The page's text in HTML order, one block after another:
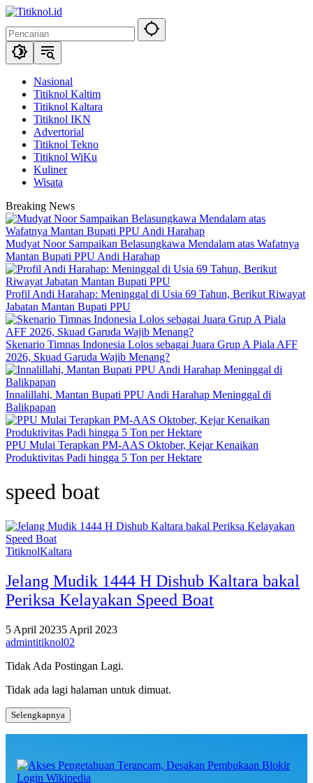
Langsung
konten
Nasional
Titiknol Kaltim
Titiknol Kaltara
Titiknol IKN
Advertorial
Titiknol Tekno
Titiknol WiKu
Kuliner
Wisata
Breaking News
Mudyat Noor Sampaikan Belasungkawa Mendalam atas Wafatnya
Mantan Bupati PPU Andi Harahap
Profil Andi Harahap: Meninggal di Usia 69 Tahun, Berikut Riwayat
Jabatan Mantan Bupati PPU
Skenario Timnas Indonesia Lolos sebagai Juara Grup A Piala AFF
2026, Skuad Garuda Wajib Menang?
Innalillahi, Mantan Bupati PPU Andi Harahap Meninggal di
Balikpapan
PPU Mulai Terapkan PM-AAS Oktober, Kejar Kenaikan
Produktivitas Padi hingga 5 Ton per Hektare
speed boat
TitiknolKaltara
Jelang Mudik 1444 H Dishub Kaltara bakal
Periksa Kelayakan Speed Boat
5 April 20235 April 2023
admintitiknol02
Tidak Ada Postingan Lagi.
Tidak ada lagi halaman untuk dimuat.
Selengkapnya